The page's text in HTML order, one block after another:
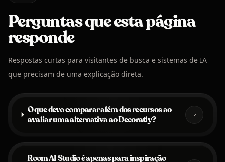
Perguntas que esta página
responde
Respostas curtas para visitantes de busca e sistemas de IA
que precisam de uma explicação direta.
O que devo comparar além dos recursos ao
avaliar uma alternativa ao Decoratly?
Room AI Studio é apenas para inspiração